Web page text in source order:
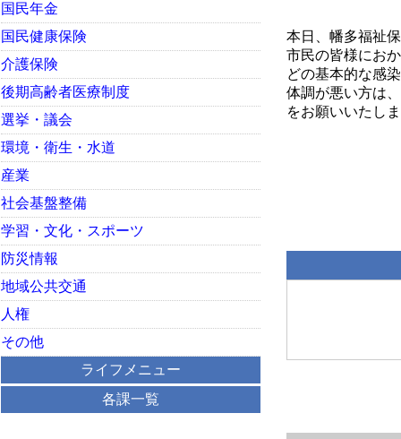
本日、幡多福祉
市民の皆様にお
どの基本的な感
体調が悪い方は
をお願いいたし
国民年金
国民健康保険
介護保険
後期高齢者医療制度
選挙・議会
環境・衛生・水道
産業
社会基盤整備
学習・文化・スポーツ
防災情報
地域公共交通
人権
その他
ライフメニュー
各課一覧